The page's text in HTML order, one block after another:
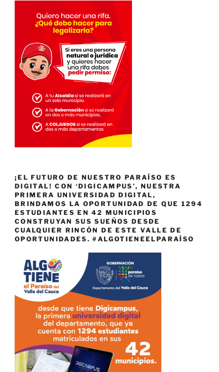
¡EL FUTURO DE NUESTRO PARAÍSO ES
DIGITAL! CON ‘DIGICAMPUS’, NUESTRA
PRIMERA UNIVERSIDAD DIGITAL,
BRINDAMOS LA OPORTUNIDAD DE QUE 1294
ESTUDIANTES EN 42 MUNICIPIOS
CONSTRUYAN SUS SUEÑOS DESDE
CUALQUIER RINCÓN DE ESTE VALLE DE
OPORTUNIDADES. #ALGOTIENEELPARAÍSO